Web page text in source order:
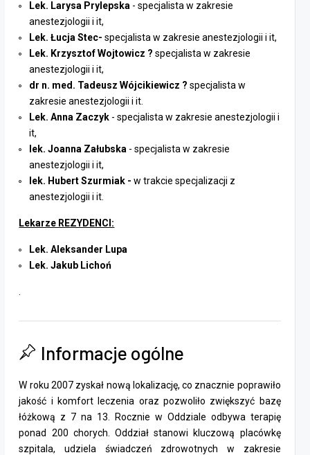
Lek. Larysa Prylepska - specjalista w zakresie
anestezjologii i it,
Lek. Łucja Stec-specjalista w zakresie anestezjologii i it,
Lek. Krzysztof Wojtowicz ?specjalista w zakresie
anestezjologii i it,
dr n. med. Tadeusz Wójcikiewicz ?specjalista w
zakresie anestezjologii i it.
Lek. Anna Zaczyk - specjalista w zakresie anestezjologii i
it,
lek. Joanna Załubska - specjalista w zakresie
anestezjologii i it,
lek. Hubert Szurmiak - w trakcie specjalizacji z
anestezjologii i it.
Lekarze REZYDENCI:
Lek. Aleksander Lupa
Lek. Jakub Lichoń
Informacje ogólne
W roku 2007 zyskał nową lokalizację, co znacznie poprawiło
jakość i komfort leczenia oraz pozwoliło zwiększyć bazę
łóżkową z 7 na 13. Rocznie w Oddziale odbywa terapię
ponad 200 chorych. Oddział stanowi kluczową placówkę
szpitala, udziela świadczeń zdrowotnych w zakresie